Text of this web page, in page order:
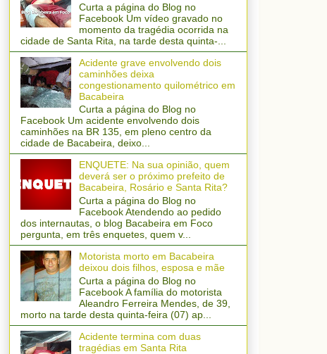
Curta a página do Blog no
Facebook Um vídeo gravado no
momento da tragédia ocorrida na
cidade de Santa Rita, na tarde desta quinta-...
Acidente grave envolvendo dois
caminhões deixa
congestionamento quilométrico em
Bacabeira
Curta a página do Blog no
Facebook Um acidente envolvendo dois
caminhões na BR 135, em pleno centro da
cidade de Bacabeira, deixo...
ENQUETE: Na sua opinião, quem
deverá ser o próximo prefeito de
Bacabeira, Rosário e Santa Rita?
Curta a página do Blog no
Facebook Atendendo ao pedido
dos internautas, o blog Bacabeira em Foco
pergunta, em três enquetes, quem v...
Motorista morto em Bacabeira
deixou dois filhos, esposa e mãe
Curta a página do Blog no
Facebook A família do motorista
Aleandro Ferreira Mendes, de 39,
morto na tarde desta quinta-feira (07) ap...
Acidente termina com duas
tragédias em Santa Rita